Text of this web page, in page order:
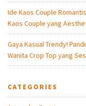
Ide Kaos Couple
Kaos Couple yang
Gaya Kasual Trendy!
Wanita Crop Top yang
CATEGORIES